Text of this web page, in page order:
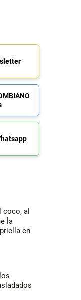
coco, al
la
en